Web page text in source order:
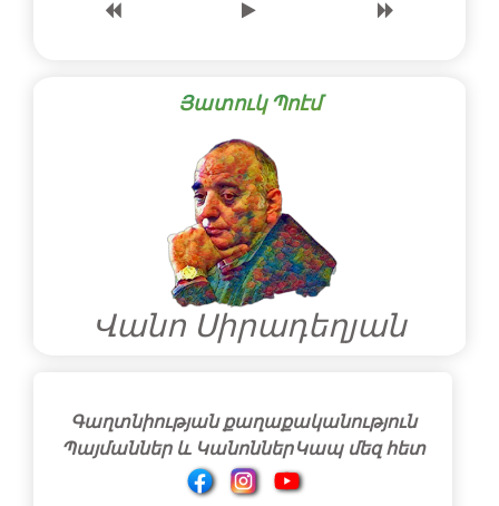
Յատուկ Պոէմ
Վանո Սիրադեղյան
Գաղտնիության քաղաքականություն
Պայմաններ և ԿանոններԿապ մեզ հետ